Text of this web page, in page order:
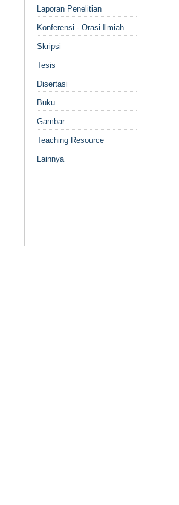
Laporan Penelitian
Konferensi - Orasi Ilmiah
Skripsi
Tesis
Disertasi
Buku
Gambar
Teaching Resource
Lainnya